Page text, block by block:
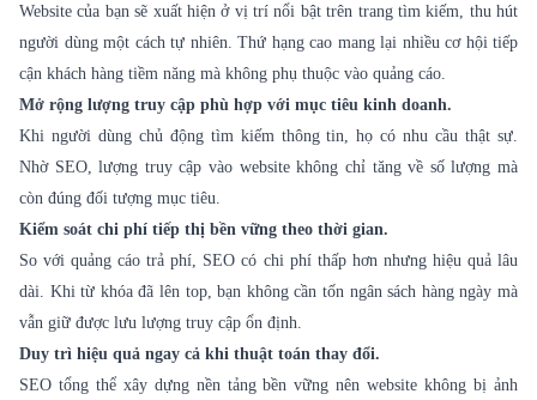
Website của bạn sẽ xuất hiện ở vị trí nổi bật trên trang tìm kiếm, thu hút
người dùng một cách tự nhiên. Thứ hạng cao mang lại nhiều cơ hội tiếp
cận khách hàng tiềm năng mà không phụ thuộc vào quảng cáo.
Mở rộng lượng truy cập phù hợp với mục tiêu kinh doanh.
Khi người dùng chủ động tìm kiếm thông tin, họ có nhu cầu thật sự.
Nhờ SEO, lượng truy cập vào website không chỉ tăng về số lượng mà
còn đúng đối tượng mục tiêu.
Kiểm soát chi phí tiếp thị bền vững theo thời gian.
So với quảng cáo trả phí, SEO có chi phí thấp hơn nhưng hiệu quả lâu
dài. Khi từ khóa đã lên top, bạn không cần tốn ngân sách hàng ngày mà
vẫn giữ được lưu lượng truy cập ổn định.
Duy trì hiệu quả ngay cả khi thuật toán thay đổi.
SEO tổng thể xây dựng nền tảng bền vững nên website không bị ảnh